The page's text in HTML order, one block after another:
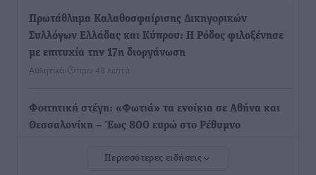
Πρωτάθλημα Καλαθοσφαίρισης Δικηγορικών
Συλλόγων Ελλάδας και Κύπρου: Η Ρόδος φιλοξένησε
με επιτυχία την 17η διοργάνωση
Αθλητικά πριν 48 λεπτά
Φοιτητική στέγη: «Φωτιά» τα ενοίκια σε Αθήνα και
Θεσσαλονίκη – Έως 800 ευρώ στο Ρέθυμνο
Περισσότερες ειδήσεις